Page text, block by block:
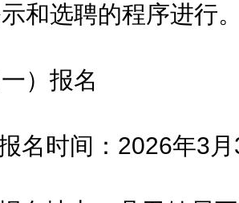
和选聘的程序进行
报名
时间：2026年3月